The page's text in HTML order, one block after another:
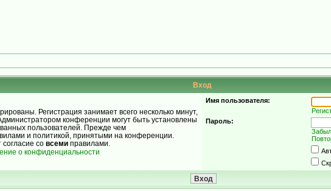
Вход
Регистрация занимает всего несколько минут,
конференции могут быть установлены
пользователей. Прежде чем
и политикой, принятыми на конференции.
со всеми правилами.
о конфиденциальности
Имя пользователя:
Пароль: